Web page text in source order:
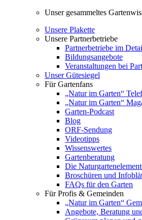
Unser gesammeltes
Unsere Plakette
Unsere Partnerbetriebe
Partnerbetriebe im
Bildungsangebote
Veranstaltungen bei
Unser Gütesiegel
Für Gartenfans
„Natur im Garten“
„Natur im Garten“
Garten-Podcast
Blog
ORF-Sendung
Videotipps
Wissenswertes
Gartenberatung
Die
Broschüren und
FAQs für den Garten
Für Profis & Gemeinden
„Natur im Garten“
Angebote, Beratung